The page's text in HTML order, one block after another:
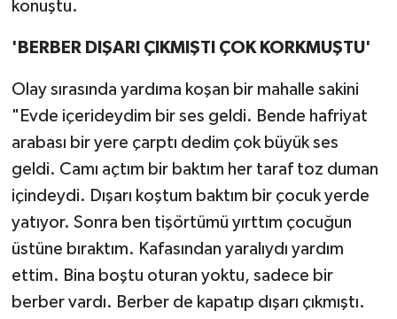
konuştu.
'BERBER DIŞARI ÇIKMIŞTI ÇOK KORKMUŞTU'
Olay sırasında yardıma koşan bir mahalle sakini
"Evde içerideydim bir ses geldi. Bende hafriyat
arabası bir yere çarptı dedim çok büyük ses
geldi. Camı açtım bir baktım her taraf toz duman
içindeydi. Dışarı koştum baktım bir çocuk yerde
yatıyor. Sonra ben tişörtümü yırttım çocuğun
üstüne bıraktım. Kafasından yaralıydı yardım
ettim. Bina boştu oturan yoktu, sadece bir
berber vardı. Berber de kapatıp dışarı çıkmıştı.